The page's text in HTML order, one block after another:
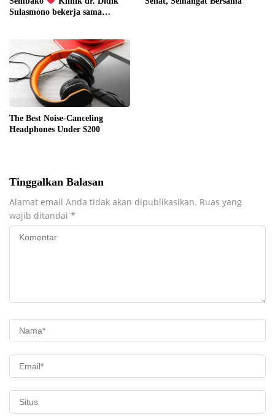
Sulasmono bekerja sama
The Best Noise-Canceling
Headphones Under $200
Tinggalkan Balasan
Alamat email Anda tidak akan dipublikasikan. Ruas yang
wajib ditandai *